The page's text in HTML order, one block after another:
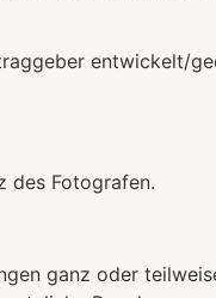
entwickelt/
des Fotografen.
ganz oder